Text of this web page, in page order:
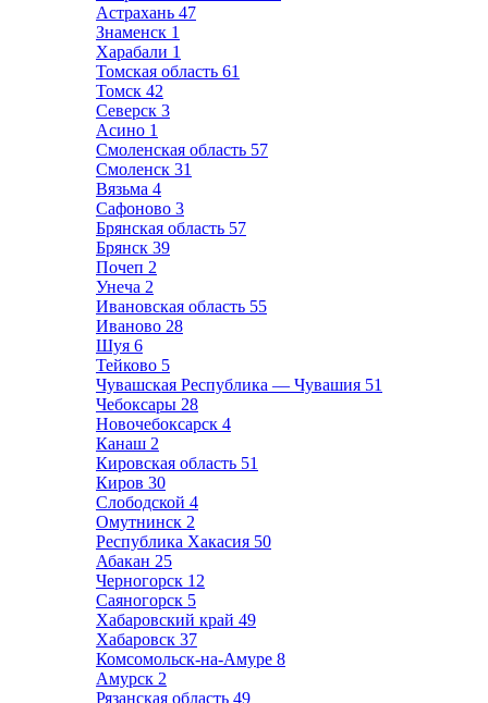
Астрахань 47
Знаменск 1
Харабали 1
Томская область 61
Томск 42
Северск 3
Асино 1
Смоленская область 57
Смоленск 31
Вязьма 4
Сафоново 3
Брянская область 57
Брянск 39
Почеп 2
Унеча 2
Ивановская область 55
Иваново 28
Шуя 6
Тейково 5
Чувашская Республика — Чувашия 51
Чебоксары 28
Новочебоксарск 4
Канаш 2
Кировская область 51
Киров 30
Слободской 4
Омутнинск 2
Республика Хакасия 50
Абакан 25
Черногорск 12
Саяногорск 5
Хабаровский край 49
Хабаровск 37
Комсомольск-на-Амуре 8
Амурск 2
Рязанская область 49